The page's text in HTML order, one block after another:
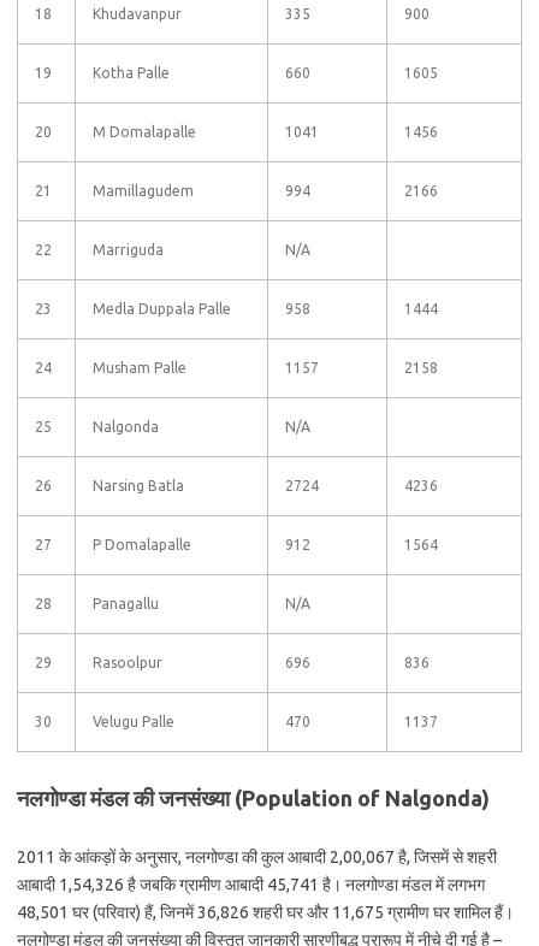
18 Khudavanpur 335 900
19 Kotha Palle 660 1605
20 M Domalapalle 1041 1456
21 Mamillagudem 994 2166
22 Marriguda N/A
23 Medla Duppala Palle 958 1444
24 Musham Palle 1157 2158
25 Nalgonda N/A
26 Narsing Batla 2724 4236
27 P Domalapalle 912 1564
28 Panagallu N/A
29 Rasoolpur 696 836
30 Velugu Palle 470 1137
नलगोण्डा मंडल की जनसंख्या (Population of Nalgonda)
2011 के आंकड़ों के अनुसार, नलगोण्डा की कुल आबादी 2,00,067 है, जिसमें से शहरी
आबादी 1,54,326 है जबकि ग्रामीण आबादी 45,741 है। नलगोण्डा मंडल में लगभग
48,501 घर (परिवार) हैं, जिनमें 36,826 शहरी घर और 11,675 ग्रामीण घर शामिल हैं।
नलगोण्डा मंडल की जनसंख्या की विस्तृत जानकारी सारणीबद्ध प्रारूप में नीचे दी गई है –